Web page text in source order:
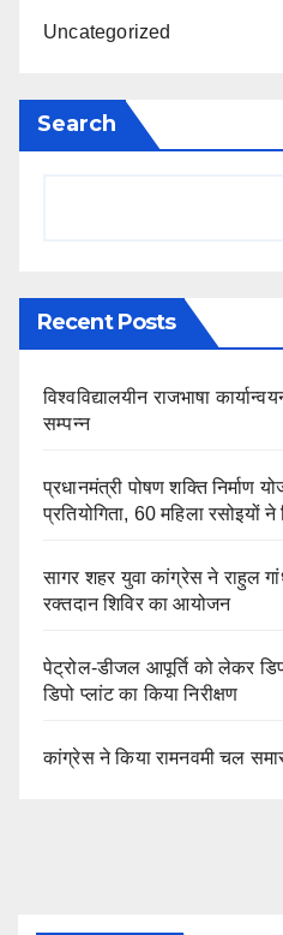
Uncategorized
Search
Recent Posts
विश्वविद्यालयीन राजभाषा
सम्पन्न
प्रधानमंत्री पोषण शक्ति निर्माण
प्रतियोगिता, 60 महिला रसोइयों ने
सागर शहर युवा कांग्रेस ने राहुल
रक्तदान शिविर का आयोजन
पेट्रोल-डीजल आपूर्ति को लेकर
डिपो प्लांट का किया निरीक्षण
कांग्रेस ने किया रामनवमी चल